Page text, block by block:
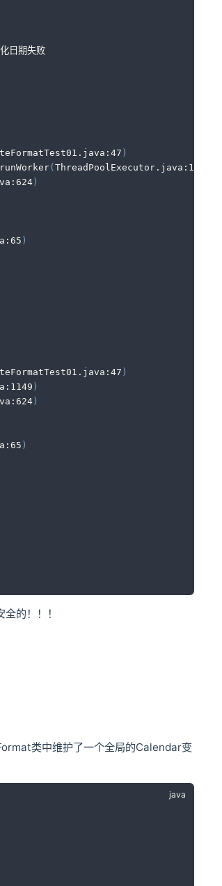
日期失败
)
( ThreadPoolExecutor.java:1149
)
)
)
)
)
)
的！！！
类中维护了一个全局的Calendar变